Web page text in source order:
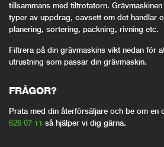
tillsammans med tiltrotatorn.
typer av uppdrag, oavsett om det handlar
planering, sortering, packning, rivning etc.
Filtrera på din grävmaskins vikt nedan för
utrustning som passar din grävmaskin.
FRÅGOR?
Prata med din återförsäljare och be om en
626 07 11 så hjälper vi dig gärna.